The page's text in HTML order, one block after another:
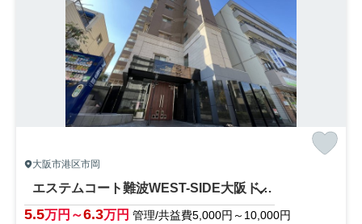
大阪市港区市岡
エステムコート難波WEST-SIDE大阪ドーム前
5.5万円～6.3万円 管理/共益費5,000円～10,000円